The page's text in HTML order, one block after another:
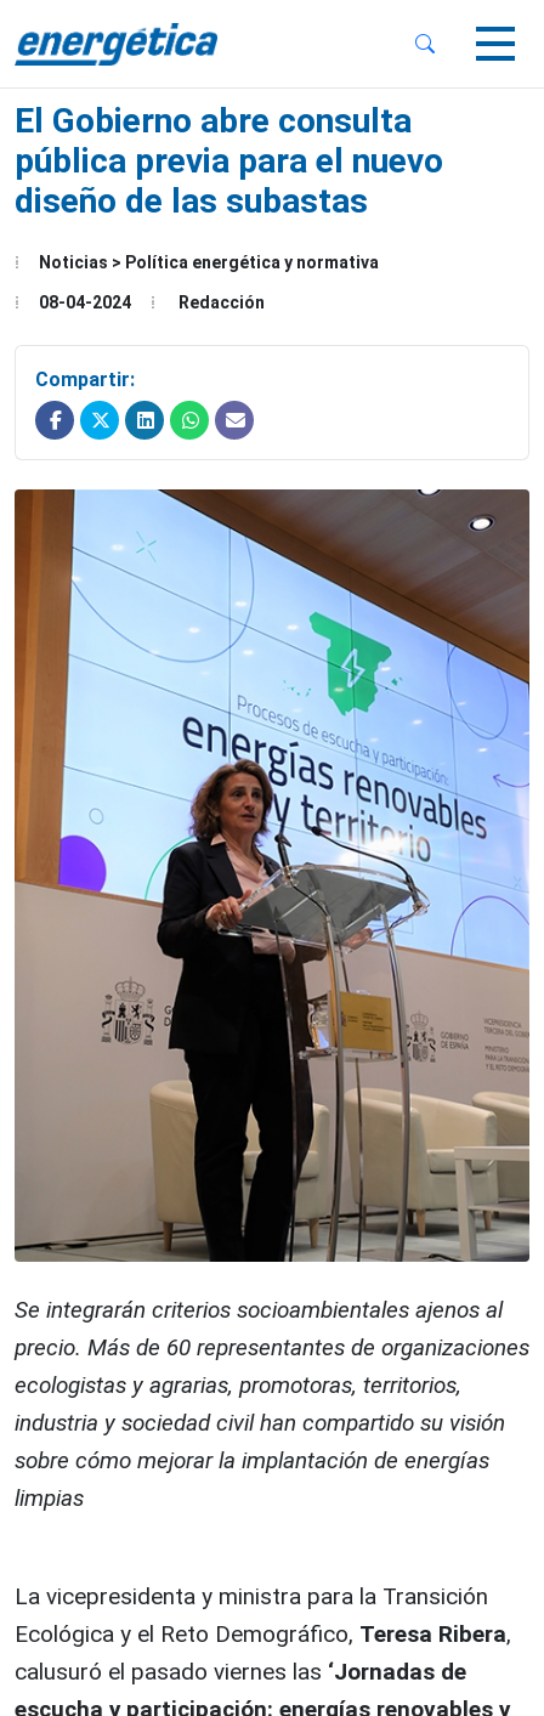
Menu
El Gobierno abre consulta
pública previa para el nuevo
diseño de las subastas
Noticias > Política energética y normativa
08-04-2024 Redacción
Compartir:
Se integrarán criterios socioambientales ajenos al
precio. Más de 60 representantes de organizaciones
ecologistas y agrarias, promotoras, territorios,
industria y sociedad civil han compartido su visión
sobre cómo mejorar la implantación de energías
limpias
La vicepresidenta y ministra para la Transición
Ecológica y el Reto Demográfico, Teresa Ribera,
calusuró el pasado viernes las ‘Jornadas de
escucha y participación: energías renovables y